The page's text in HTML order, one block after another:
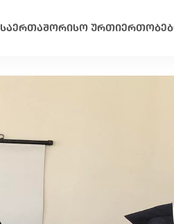
საერთაშორისო